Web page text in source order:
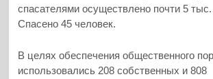
спасателями осуществлено почти 5
Спасено 45 человек.
В целях обеспечения общественного
использовались 208 собственных и 808